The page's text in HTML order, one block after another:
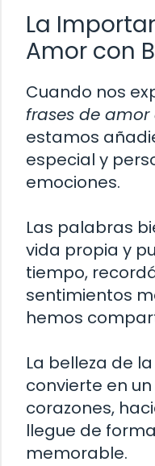
La
Amor con
Cuando nos
frases de
estamos
especial y
emociones.
Las palabras
vida propia y
tiempo,
sentimientos
hemos
La belleza de
convierte en
corazones,
llegue de
memorable.